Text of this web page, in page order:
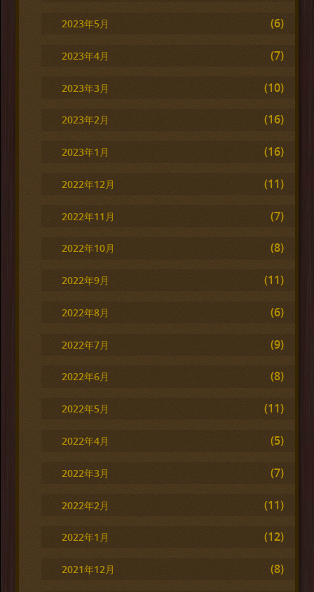
2023年5月 (6)
2023年4月 (7)
2023年3月 (10)
2023年2月 (16)
2023年1月 (16)
2022年12月 (11)
2022年11月 (7)
2022年10月 (8)
2022年9月 (11)
2022年8月 (6)
2022年7月 (9)
2022年6月 (8)
2022年5月 (11)
2022年4月 (5)
2022年3月 (7)
2022年2月 (11)
2022年1月 (12)
2021年12月 (8)